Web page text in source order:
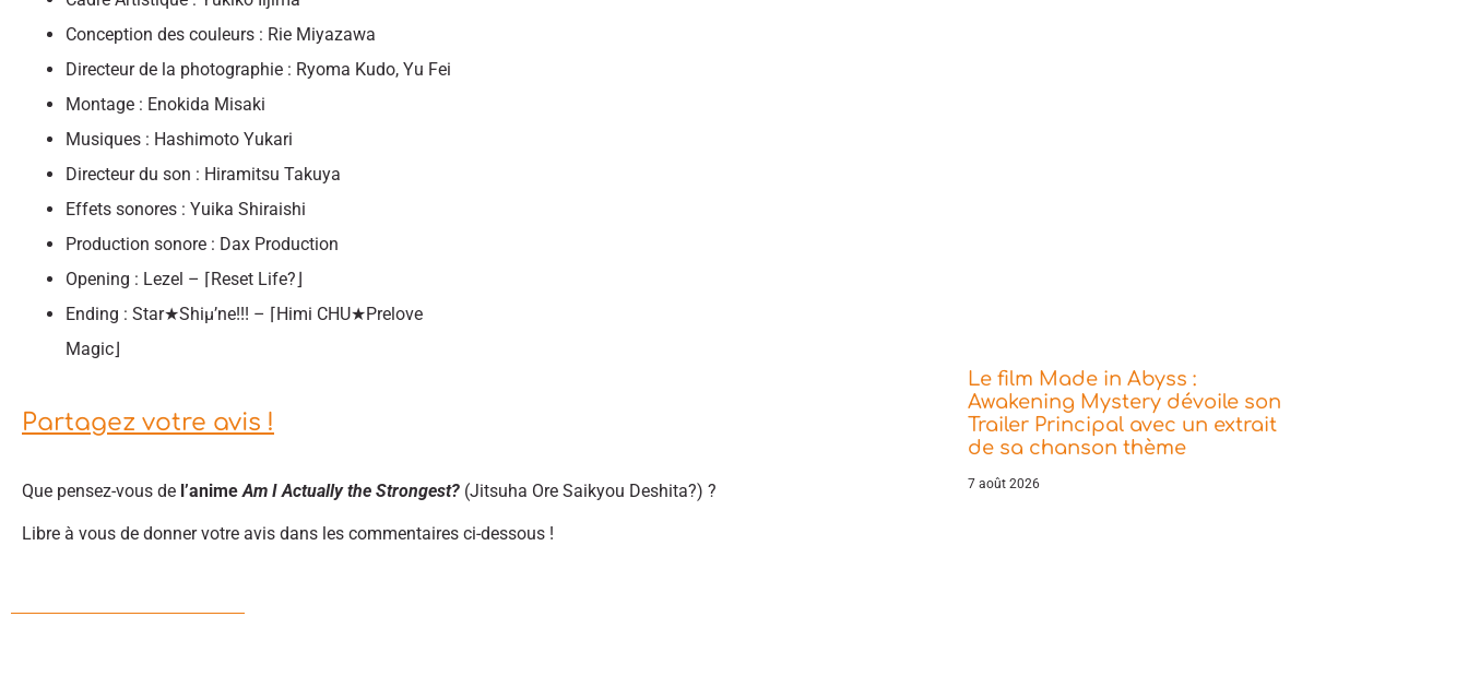
Conception des couleurs : Rie Miyazawa
Directeur de la photographie : Ryoma Kudo, Yu Fei
Montage : Enokida Misaki
Musiques : Hashimoto Yukari
Directeur du son : Hiramitsu Takuya
Effets sonores : Yuika Shiraishi
Production sonore : Dax Production
Opening : Lezel – ⌈Reset Life?⌋
Ending : Star★Shiμ’ne!!! – ⌈Himi CHU★Prelove
Magic⌋
Partagez votre avis !
Que pensez-vous de l’animeAm I Actually the Strongest? (Jitsuha Ore Saikyou Deshita?) ?
Libre à vous de donner votre avis dans les commentaires ci-dessous !
Le film Made in Abyss :
Awakening Mystery dévoile son
Trailer Principal avec un extrait
de sa chanson thème
7 août 2026